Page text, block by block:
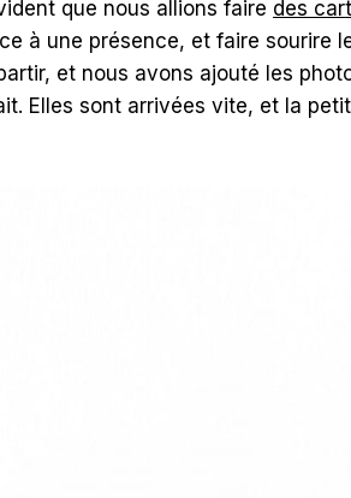
que nous allions faire des
à une présence, et faire sourire
et nous avons ajouté les
Elles sont arrivées vite, et la